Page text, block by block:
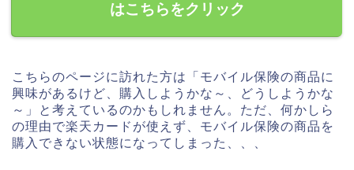
はこちらをクリック
こちらのページに訪れた方は「モバイル保険の商品に
興味があるけど、購入しようかな～、どうしようかな
～」と考えているのかもしれません。ただ、何かしら
の理由で楽天カードが使えず、モバイル保険の商品を
購入できない状態になってしまった、、、